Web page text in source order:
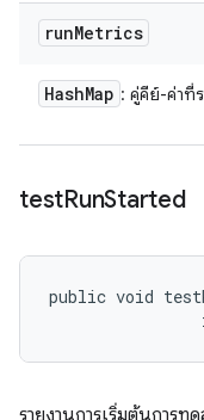
runMetrics
HashMap : คู่คีย์-ค่าที่
testRunStarted
public void
รายงานการเริ่มต้นการท